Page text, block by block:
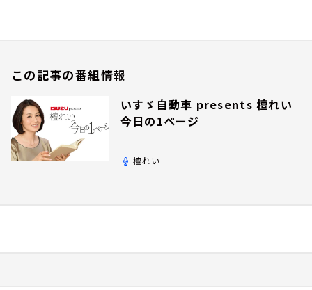
この記事の番組情報
いすゞ自動車 presents 檀れい
今日の1ページ
檀れい